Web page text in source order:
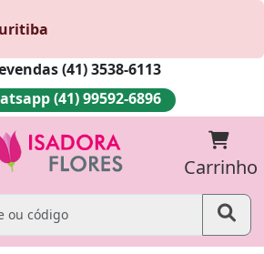
(41) 3538-6113
(41) 99592-6896
Carrinho